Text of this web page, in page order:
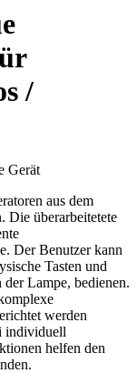
/
aus dem
Die überarbeitetete
Der Benutzer kann
Tasten und
Lampe, bedienen.
werden
individuell
helfen den